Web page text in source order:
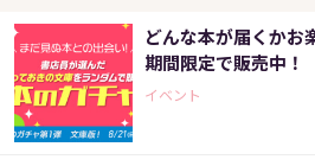
どんな本が届くかお
期間限定で販売中！
イベント